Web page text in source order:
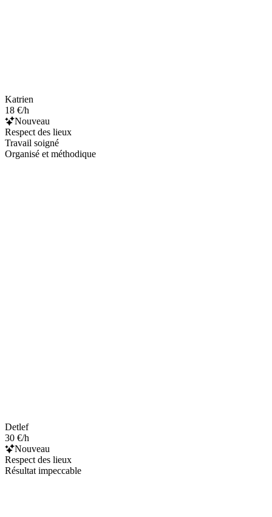
Katrien
18 €/h
Nouveau
Respect des lieux
Travail soigné
Organisé et méthodique
Detlef
30 €/h
Nouveau
Respect des lieux
Résultat impeccable